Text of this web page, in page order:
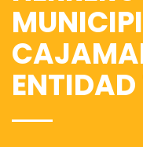
ENTIDAD